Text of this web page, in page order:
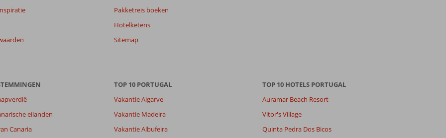
Pakketreis boeken
Hotelketens
Sitemap
eilanden
Canaria
TOP 10 PORTUGAL
Vakantie Algarve
Vakantie Madeira
Vakantie Albufeira
TOP 10 HOTELS PORTUGAL
Auramar Beach Resort
Vitor's Village
Quinta Pedra Dos Bicos